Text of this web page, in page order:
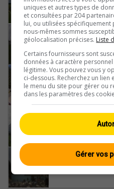
Lantsch: Lenz
Le Chenit › Osten: Café
Leuggelbach
Lungern › Nordosten:
uniques et autres types de
et consultées par 204
lui, ou utilisées
nous-mêmes sommes
géolocalisation précises. Liste
Certains fournisseurs sont
données à caractère
légitime. Vous pouvez vous y
ci-dessous. Recherchez un
le menu du site pour gérer ou
dans les paramètres des
Gérer vos